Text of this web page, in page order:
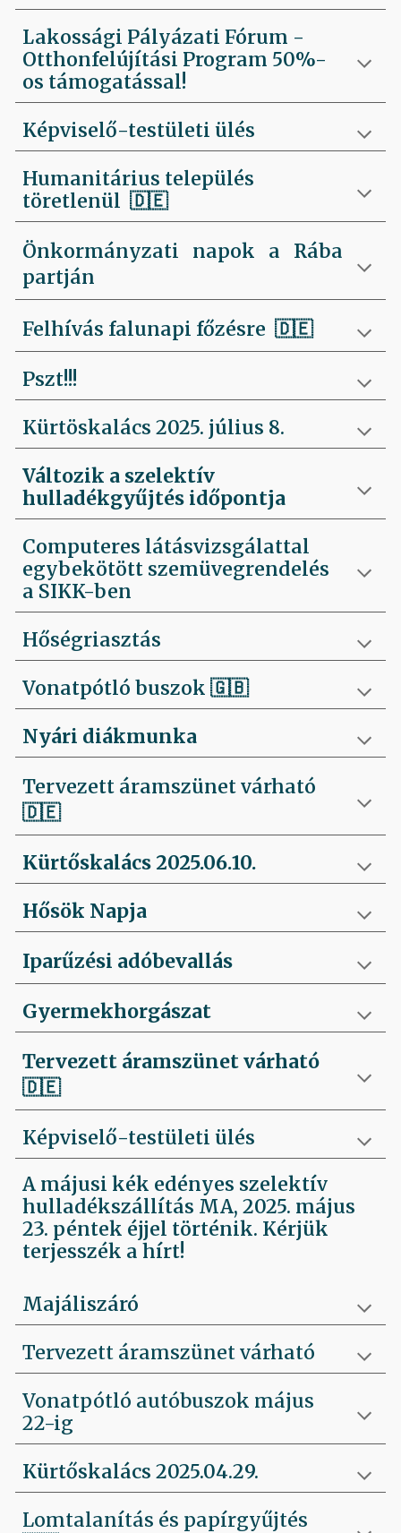
Lakossági Pályázati Fórum -
Otthonfelújítási Program 50%-
os támogatással!
Képviselő-testületi ülés
Humanitárius település
töretlenül🇩🇪
Önkormányzati napok a Rába
partján
Felhívás falunapi főzésre🇩🇪
Pszt!!!
Kürtöskalács 2025. július 8.
Változik a szelektív
hulladékgyűjtés időpontja
Computeres látásvizsgálattal
egybekötött szemüvegrendelés
a SIKK-ben
Hőségriasztás
Vonatpótló buszok 🇬🇧
Nyári diákmunka
Tervezett áramszünet várható
🇩🇪
Kürtőskalács 2025.06.10.
Hősök Napja
Iparűzési adóbevallás
Gyermekhorgászat
Tervezett áramszünet várható
🇩🇪
Képviselő-testületi ülés
A májusi kék edényes szelektív
hulladékszállítás MA, 2025. május
23. péntek éjjel történik. Kérjük
terjesszék a hírt!
Majáliszáró
Tervezett áramszünet várható
Vonatpótló autóbuszok május
22-ig
Kürtőskalács 2025.04.29.
Lomtalanítás és papírgyűjtés